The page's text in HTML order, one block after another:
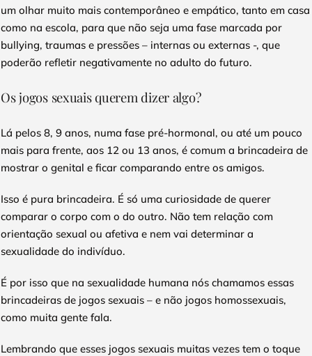
um olhar muito mais contemporâneo e empático, tanto em casa
como na escola, para que não seja uma fase marcada por
bullying, traumas e pressões – internas ou externas -, que
poderão refletir negativamente no adulto do futuro.
Os jogos sexuais querem dizer algo?
Lá pelos 8, 9 anos, numa fase pré-hormonal, ou até um pouco
mais para frente, aos 12 ou 13 anos, é comum a brincadeira de
mostrar o genital e ficar comparando entre os amigos.
Isso é pura brincadeira. É só uma curiosidade de querer
comparar o corpo com o do outro. Não tem relação com
orientação sexual ou afetiva e nem vai determinar a
sexualidade do indivíduo.
É por isso que na sexualidade humana nós chamamos essas
brincadeiras de jogos sexuais – e não jogos homossexuais,
como muita gente fala.
Lembrando que esses jogos sexuais muitas vezes tem o toque